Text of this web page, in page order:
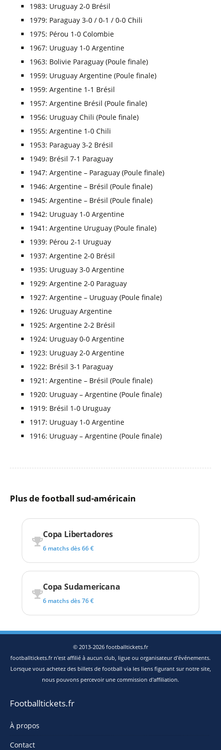
1983: Uruguay 2-0 Brésil
1979: Paraguay 3-0 / 0-1 / 0-0 Chili
1975: Pérou 1-0 Colombie
1967: Uruguay 1-0 Argentine
1963: Bolivie Paraguay (Poule finale)
1959: Uruguay Argentine (Poule finale)
1959: Argentine 1-1 Brésil
1957: Argentine Brésil (Poule finale)
1956: Uruguay Chili (Poule finale)
1955: Argentine 1-0 Chili
1953: Paraguay 3-2 Brésil
1949: Brésil 7-1 Paraguay
1947: Argentine – Paraguay (Poule finale)
1946: Argentine – Brésil (Poule finale)
1945: Argentine – Brésil (Poule finale)
1942: Uruguay 1-0 Argentine
1941: Argentine Uruguay (Poule finale)
1939: Pérou 2-1 Uruguay
1937: Argentine 2-0 Brésil
1935: Uruguay 3-0 Argentine
1929: Argentine 2-0 Paraguay
1927: Argentine – Uruguay (Poule finale)
1926: Uruguay Argentine
1925: Argentine 2-2 Brésil
1924: Uruguay 0-0 Argentine
1923: Uruguay 2-0 Argentine
1922: Brésil 3-1 Paraguay
1921: Argentine – Brésil (Poule finale)
1920: Uruguay – Argentine (Poule finale)
1919: Brésil 1-0 Uruguay
1917: Uruguay 1-0 Argentine
1916: Uruguay – Argentine (Poule finale)
Plus de football sud-américain
Copa Libertadores
6 matchs dès 66 €
Copa Sudamericana
6 matchs dès 76 €
© 2013-2026 footballtickets.fr
footballtickets.fr n'est affilié à aucun club, ligue ou organisateur d'événements.
Lorsque vous achetez des billets de football via les liens figurant sur notre site,
nous pouvons percevoir une commission d'affiliation.
Footballtickets.fr
À propos
Contact